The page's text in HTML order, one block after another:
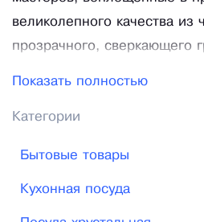
великолепного качества из
прозрачного, сверкающего
русского хрусталя, высокий
искусство
стеклоделов. Дятьковскую
Показать полностью
Категории
Бытовые товары
Кухонная посуда